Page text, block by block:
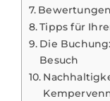
Tipps für
Die
Besuch